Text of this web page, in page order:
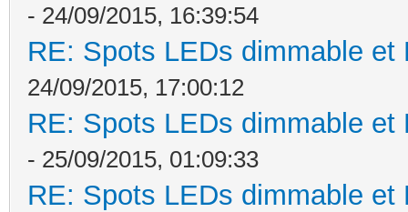
- 24/09/2015, 16:39:54
RE: Spots LEDs dimmable
24/09/2015, 17:00:12
RE: Spots LEDs dimmable
- 25/09/2015, 01:09:33
RE: Spots LEDs dimmable